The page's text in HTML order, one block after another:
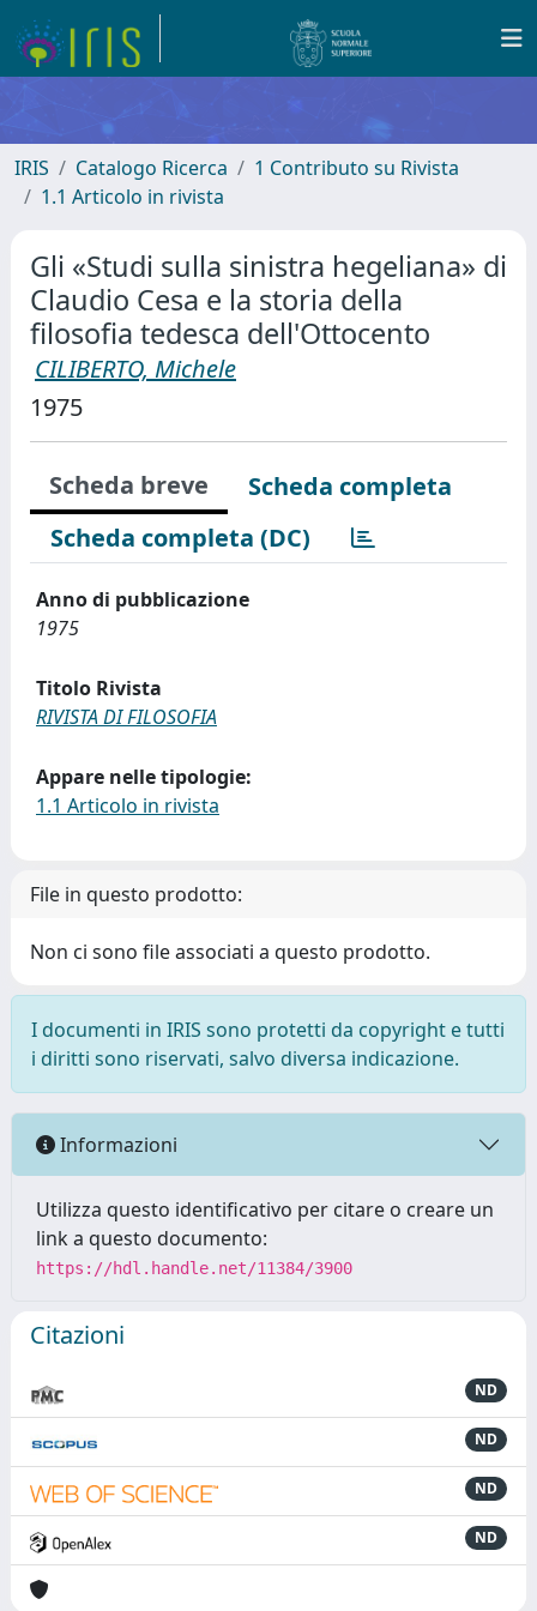
IRIS Catalogo Ricerca
1 Contributo su Rivista
1.1 Articolo in rivista
Gli «Studi sulla sinistra hegeliana» di
Claudio Cesa e la storia della
filosofia tedesca dell'Ottocento
CILIBERTO, Michele
1975
Scheda breve
Scheda completa
Scheda completa (DC)
Anno di pubblicazione
1975
Titolo Rivista
RIVISTA DI FILOSOFIA
Appare nelle tipologie:
1.1 Articolo in rivista
File in questo prodotto:
Non ci sono file associati a questo prodotto.
I documenti in IRIS sono protetti da copyright e tutti
i diritti sono riservati, salvo diversa indicazione.
Informazioni
Utilizza questo identificativo per citare o creare un
link a questo documento:
https://hdl.handle.net/11384/3900
Citazioni
ND
ND
ND
ND